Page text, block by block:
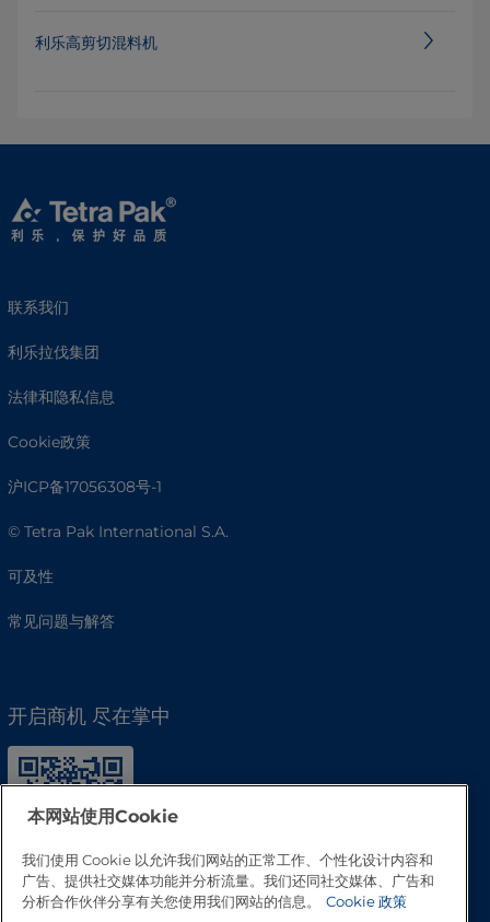
利乐高剪切混料机
联系我们
利乐拉伐集团
法律和隐私信息
Cookie政策
沪ICP备17056308号-1
© Tetra Pak International S.A.
可及性
常见问题与解答
开启商机 尽在掌中
本网站使用Cookie
我们使用 Cookie 以允许我们网站的正常工作、个性化设计内容和
广告、提供社交媒体功能并分析流量。我们还同社交媒体、广告和
分析合作伙伴分享有关您使用我们网站的信息。
Cookie 政策